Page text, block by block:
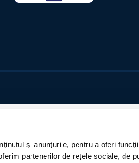
și anunțurile, pentru a oferi
partenerilor de rețele sociale, de